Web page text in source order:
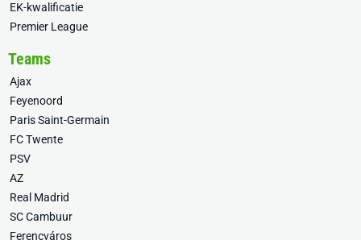
EK-kwalificatie
Premier League
Teams
Ajax
Feyenoord
Paris Saint-Germain
FC Twente
PSV
AZ
Real Madrid
SC Cambuur
Ferencváros